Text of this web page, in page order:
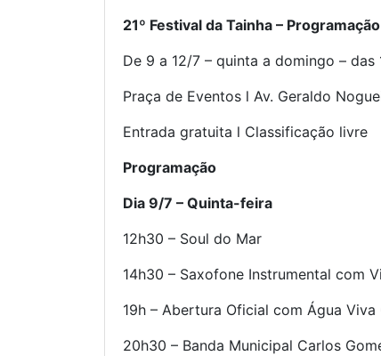
21º Festival da Tainha –
De 9 a 12/7 – quinta a domingo – das
Praça de Eventos l Av. Geraldo
Entrada gratuita l Classificação livre
Programação
Dia 9/7 – Quinta-feira
12h30 – Soul do Mar
14h30 – Saxofone Instrumental com
19h – Abertura Oficial com Água Viva
20h30 – Banda Municipal Carlos